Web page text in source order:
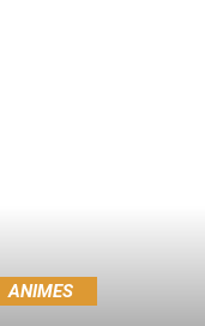
ANIMES